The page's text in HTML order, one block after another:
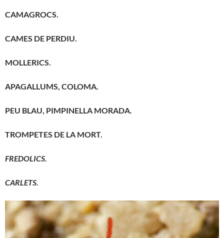
CAMAGROCS.
CAMES DE PERDIU.
MOLLERICS.
APAGALLUMS, COLOMA.
PEU BLAU, PIMPINELLA MORADA.
TROMPETES DE LA MORT.
FREDOLICS.
CARLETS.